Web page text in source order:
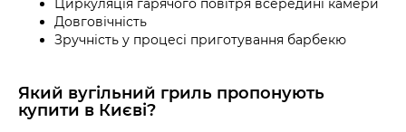
Циркуляція гарячого повітря всередині камери
Довговічність
Зручність у процесі приготування барбекю
Який вугільний гриль пропонують
купити в Києві?